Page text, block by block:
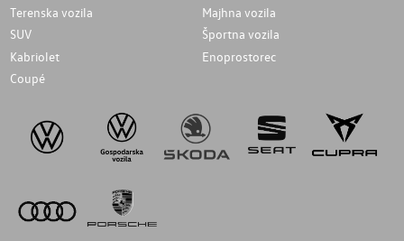
Terenska vozila
Majhna vozila
SUV
Športna vozila
Kabriolet
Enoprostorec
Coupé